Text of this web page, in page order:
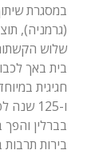
במסגרת
(גרמניה),
שלוש
בית באך
חגיגית
בברלין
בירות